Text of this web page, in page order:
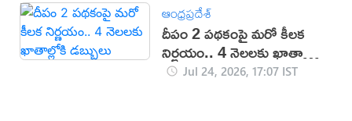
ఆంధ్రప్రదేశ్
దీపం 2 పథకంపై మరో కీలక
నిర్ణయం.. 4 నెలలకు ఖాతాల్లోకి
డబ్బులుJul 24, 2026, 17:07 IST